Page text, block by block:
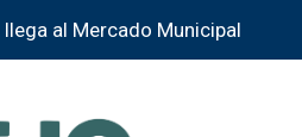
al Mercado Municipal